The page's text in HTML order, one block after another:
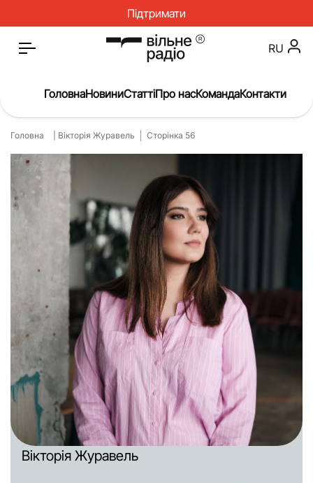
Підтримати
Головна
Статті
Окупація
Про нас
Війна
Освіта
Інструкції
Медицина
Історія
Культура
Інтерв’ю
Досьє
Репортажі
Блог
Проєкти
Команда
Реклама
Редакційна політика
RU
ГоловнаНовиниСтаттіПро насКомандаКонтакти
Головна | Вікторія Журавель Сторінка 56
Вікторія Журавель